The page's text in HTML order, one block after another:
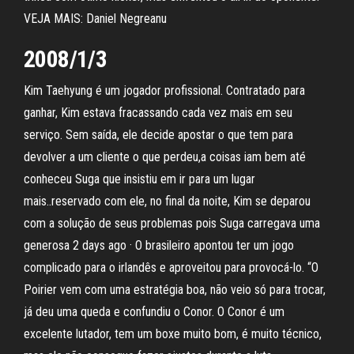
VEJA MAIS: Daniel Negreanu
2008/1/3
Kim Taehyung é um jogador profissional. Contratado para
ganhar, Kim estava fracassando cada vez mais em seu
serviço. Sem saída, ele decide apostar o que tem para
devolver a um cliente o que perdeu,a coisas iam bem até
conheceu Suga que insistiu em ir para um lugar
mais..reservado com ele, no final da noite, Kim se deparou
com a solução de seus problemas pois Suga carregava uma
generosa 2 days ago · O brasileiro apontou ter um jogo
complicado para o irlandês e aproveitou para provocá-lo. “O
Poirier vem com uma estratégia boa, não veio só para trocar,
já deu uma queda e confundiu o Conor. O Conor é um
excelente lutador, tem um boxe muito bom, é muito técnico,